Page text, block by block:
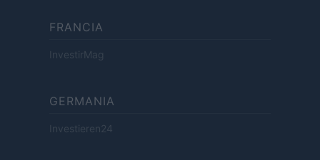
FRANCIA
InvestirMag
GERMANIA
Investieren24